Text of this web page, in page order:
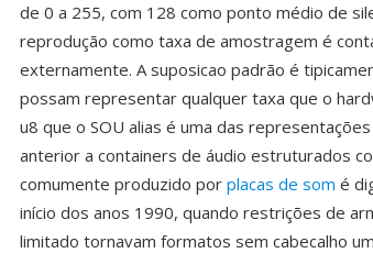
de 0 a 255, com 128 como ponto médio de
reprodução como taxa de amostragem é
externamente. A suposicao padrão é
possam representar qualquer taxa que o
u8 que o SOU alias é uma das
anterior a containers de áudio estruturados
comumente produzido por placas de som é
início dos anos 1990, quando restrições de
limitado tornavam formatos sem cabecalho